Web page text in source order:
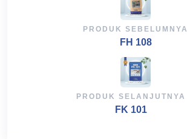
PRODUK SEBELUMNYA
FH 108
PRODUK SELANJUTNYA
FK 101